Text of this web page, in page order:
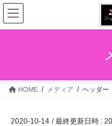
コ
ン
テ
ス
ナ
ビ
ゲ
ン
HOME メディア ヘッダー
2020-10-14 / 最終更新日時 :